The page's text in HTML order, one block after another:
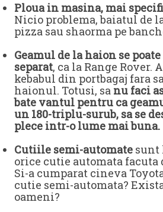
Ploua in masina, mai
Nicio problema, baiatul de
pizza sau shaorma pe
Geamul de la haion se
separat, ca la Range Rover.
kebabul din portbagaj fara
haionul. Totusi, sa nu faci
bate vantul pentru ca
un 180-triplu-surub, sa se
plece intr-o lume mai buna.
Cutiile semi-automate sunt
orice cutie automata facuta
Si-a cumparat cineva
cutie semi-automata?
oameni?